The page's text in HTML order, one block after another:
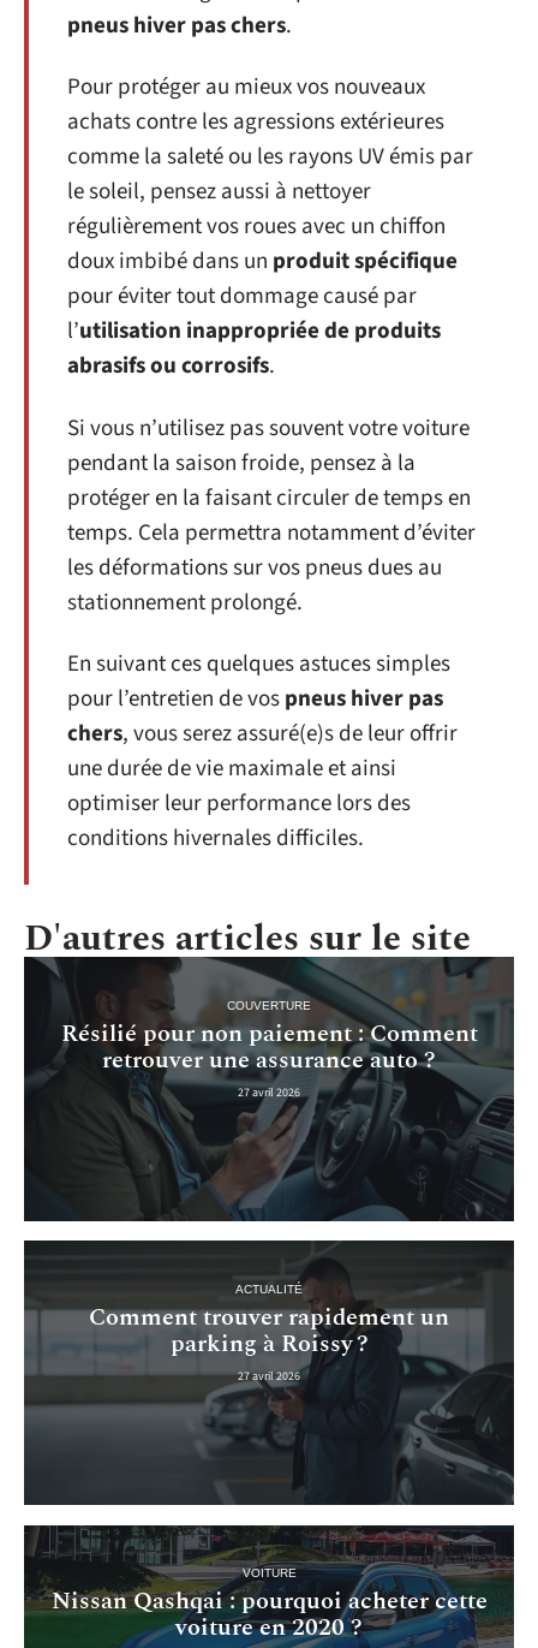
pneus hiver pas chers.
Pour protéger au mieux vos nouveaux
achats contre les agressions extérieures
comme la saleté ou les rayons UV émis par
le soleil, pensez aussi à nettoyer
régulièrement vos roues avec un chiffon
doux imbibé dans un produit spécifique
pour éviter tout dommage causé par
l’utilisation inappropriée de produits
abrasifs ou corrosifs.
Si vous n’utilisez pas souvent votre voiture
pendant la saison froide, pensez à la
protéger en la faisant circuler de temps en
temps. Cela permettra notamment d’éviter
les déformations sur vos pneus dues au
stationnement prolongé.
En suivant ces quelques astuces simples
pour l’entretien de vospneus hiver pas
chers, vous serez assuré(e)s de leur offrir
une durée de vie maximale et ainsi
optimiser leur performance lors des
conditions hivernales difficiles.
D'autres articles sur le site
COUVERTURE
Résilié pour non paiement : Comment
retrouver une assurance auto ?
27 avril 2026
ACTUALITÉ
Comment trouver rapidement un
parking à Roissy ?
27 avril 2026
VOITURE
Nissan Qashqai : pourquoi acheter cette
voiture en 2020 ?